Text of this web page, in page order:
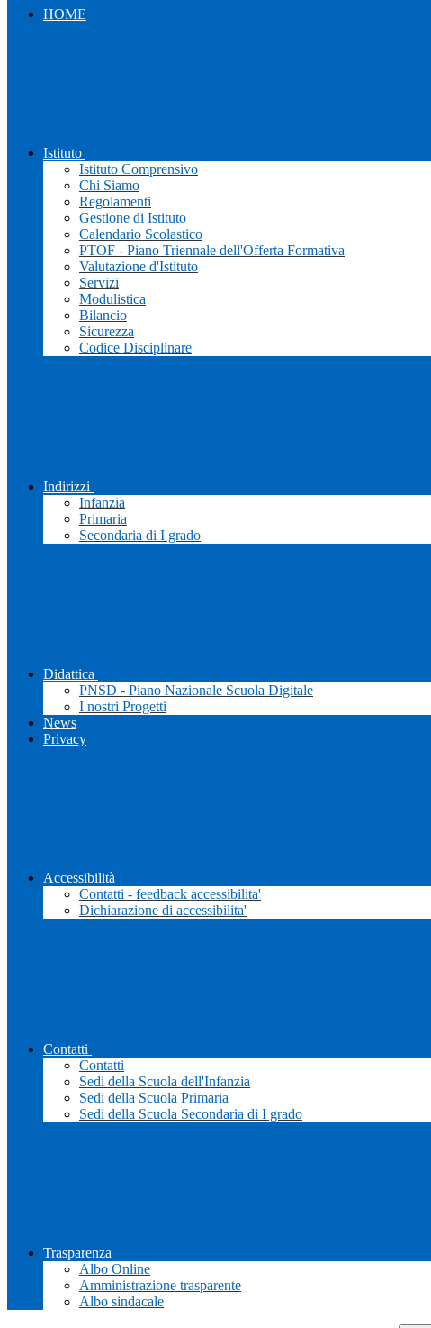
HOME
Istituto
Istituto Comprensivo
Chi Siamo
Regolamenti
Gestione di Istituto
Calendario Scolastico
PTOF - Piano Triennale dell'Offerta Formativa
Valutazione d'Istituto
Servizi
Modulistica
Bilancio
Sicurezza
Codice Disciplinare
Indirizzi
Infanzia
Primaria
Secondaria di I grado
Didattica
PNSD - Piano Nazionale Scuola Digitale
I nostri Progetti
News
Privacy
Accessibilità
Contatti - feedback accessibilita'
Dichiarazione di accessibilita'
Contatti
Contatti
Sedi della Scuola dell'Infanzia
Sedi della Scuola Primaria
Sedi della Scuola Secondaria di I grado
Trasparenza
Albo Online
Amministrazione trasparente
Albo sindacale